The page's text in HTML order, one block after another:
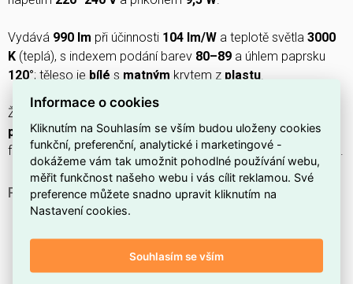
Vydává 990 lm při účinnosti 104 lm/W a teplotě světla 3000
K (teplá), s indexem podání barev 80–89 a úhlem paprsku
120°; těleso je bílé s matným krytem z plastu.
Životnost je
předřadníkem, energetická třídaF , účiník0,9a
fotobiologická bezpečnostRG0; stmívání není podporováno.
PROČ SI VYBRAT COREPRO LED PLC 9.5W 830 4P?
Pro montáž do kompaktních svítidel se hodí tvar
Je určen pro paticeG24q-3.
Informace o cookies
Kliknutím na Souhlasím se vším budou uloženy cookies
funkční, preferenční, analytické i marketingové -
dokážeme vám tak umožnit pohodlné používání webu,
měřit funkčnost našeho webu i vás cílit reklamou. Své
preference můžete snadno upravit kliknutím na
Nastavení cookies.
Souhlasím se vším